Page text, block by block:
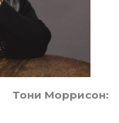
Тони Моррисон: